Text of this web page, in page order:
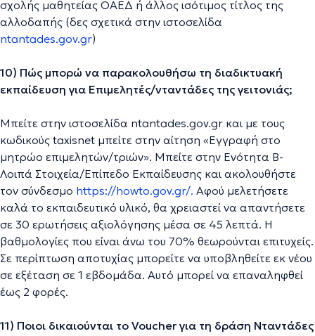
σχολής μαθητείας ΟΑΕΔ ή άλλος ισότιμος τίτλος της
αλλοδαπής (δες σχετικά στην ιστοσελίδα
ntantades.gov.gr)
10) Πώς μπορώ να παρακολουθήσω τη διαδικτυακή
εκπαίδευση για Επιμελητές/νταντάδες της γειτονιάς;
Μπείτε στην ιστοσελίδα ntantades.gov.gr και με τους
κωδικούς taxisnet μπείτε στην αίτηση «Εγγραφή στο
μητρώο επιμελητών/τριών». Μπείτε στην Ενότητα Β-
Λοιπά Στοιχεία/Επίπεδο Εκπαίδευσης και ακολουθήστε
τον σύνδεσμο https://howto.gov.gr/. Αφού μελετήσετε
καλά το εκπαιδευτικό υλικό, θα χρειαστεί να απαντήσετε
σε 30 ερωτήσεις αξιολόγησης μέσα σε 45 λεπτά. Η
βαθμολογίες που είναι άνω του 70% θεωρούνται επιτυχείς.
Σε περίπτωση αποτυχίας μπορείτε να υποβληθείτε εκ νέου
σε εξέταση σε 1 εβδομάδα. Αυτό μπορεί να επαναληφθεί
έως 2 φορές.
11) Ποιοι δικαιούνται το Voucher για τη δράση Νταντάδες